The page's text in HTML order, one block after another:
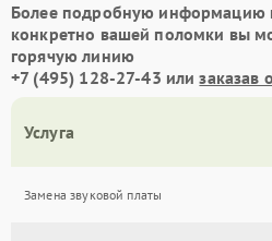
Более подробную информацию
конкретно вашей поломки вы
горячую линию
+7 (495) 128-27-43 илизаказав
Услуга
Замена звуковой платы